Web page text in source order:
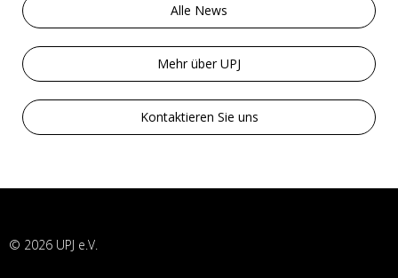
Alle News
Mehr über UPJ
Kontaktieren Sie uns
© 2026 UPJ e.V.